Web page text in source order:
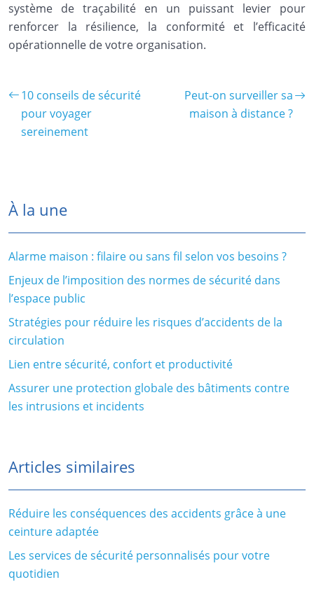
système de traçabilité en un puissant levier pour
renforcer la résilience, la conformité et l’efficacité
opérationnelle de votre organisation.
10 conseils de sécurité
pour voyager
sereinement
Peut-on surveiller sa
maison à distance ?
À la une
Alarme maison : filaire ou sans fil selon vos besoins ?
Enjeux de l’imposition des normes de sécurité dans
l’espace public
Stratégies pour réduire les risques d’accidents de la
circulation
Lien entre sécurité, confort et productivité
Assurer une protection globale des bâtiments contre
les intrusions et incidents
Articles similaires
Réduire les conséquences des accidents grâce à une
ceinture adaptée
Les services de sécurité personnalisés pour votre
quotidien